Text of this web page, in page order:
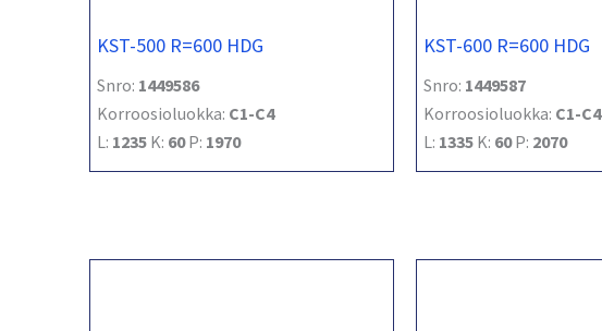
KST-500 R=600 HDG
Snro: 1449586
Korroosioluokka: C1-C4
L: 1235 K: 60P: 1970
KST-600 R=600 HDG
Snro: 1449587
Korroosioluokka: C1-C4
L: 1335 K: 60P: 2070